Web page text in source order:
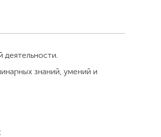
деятельности.
знаний, умений и